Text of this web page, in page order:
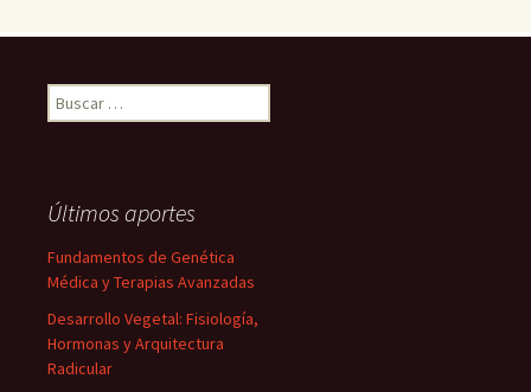
Buscar:
Últimos aportes
Fundamentos de Genética
Médica y Terapias Avanzadas
Desarrollo Vegetal: Fisiología,
Hormonas y Arquitectura
Radicular